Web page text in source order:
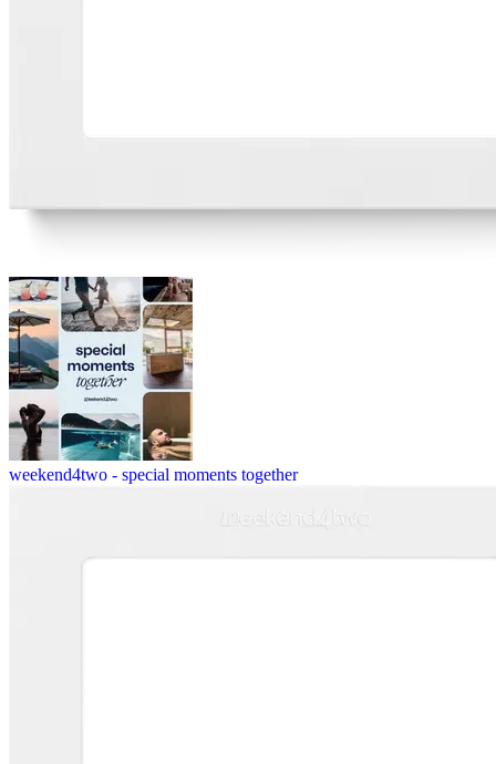
weekend4two - special moments together